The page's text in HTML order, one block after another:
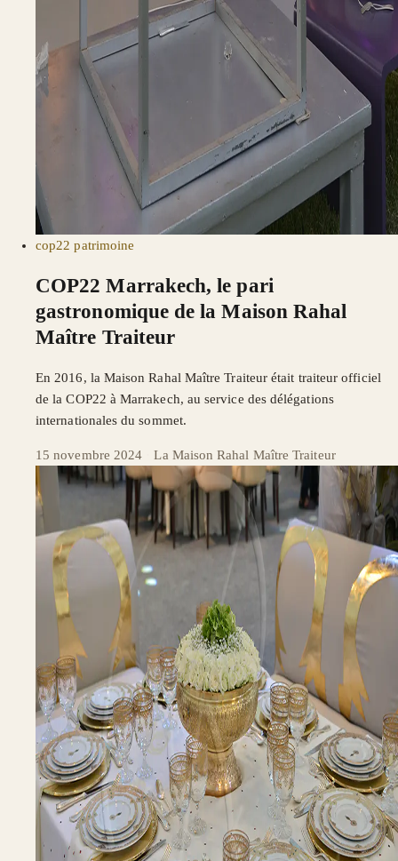
cop22patrimoine
COP22 Marrakech, le pari
gastronomique de la Maison Rahal
Maître Traiteur
En 2016, la Maison Rahal Maître Traiteur était traiteur officiel
de la COP22 à Marrakech, au service des délégations
internationales du sommet.
15 novembre 2024 La Maison Rahal Maître Traiteur